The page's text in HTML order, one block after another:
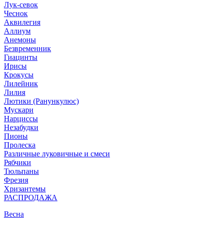
Лук-севок
Чеснок
Аквилегия
Аллиум
Анемоны
Безвременник
Гиацинты
Ирисы
Крокусы
Лилейник
Лилия
Лютики (Ранункулюс)
Мускари
Нарцисcы
Незабудки
Пионы
Пролеска
Различные луковичные и смеси
Рябчики
Тюльпаны
Фрезия
Хризантемы
РАСПРОДАЖА
Весна